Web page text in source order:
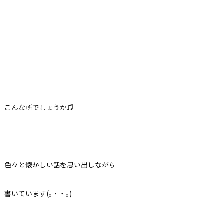
こんな所でしょうか♫
色々と懐かしい話を思い出しながら
書いています(｡・・｡)